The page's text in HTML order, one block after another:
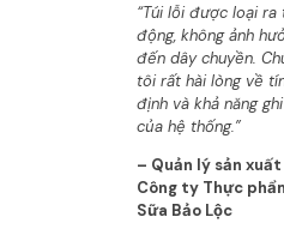
“Túi lỗi được loại ra
động, không ảnh
đến dây chuyền.
tôi rất hài lòng về
định và khả năng
của hệ thống.”
– Quản lý sản xuất
Công ty Thực
Sữa Bảo Lộc